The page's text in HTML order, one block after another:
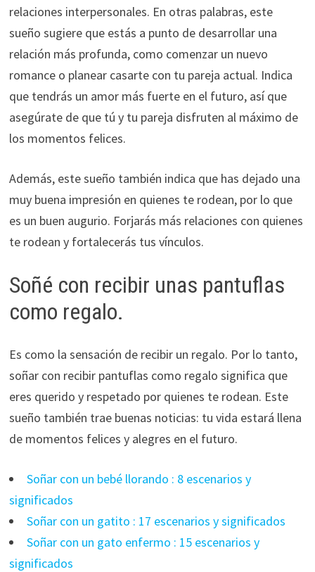
relaciones interpersonales. En otras palabras, este
sueño sugiere que estás a punto de desarrollar una
relación más profunda, como comenzar un nuevo
romance o planear casarte con tu pareja actual. Indica
que tendrás un amor más fuerte en el futuro, así que
asegúrate de que tú y tu pareja disfruten al máximo de
los momentos felices.
Además, este sueño también indica que has dejado una
muy buena impresión en quienes te rodean, por lo que
es un buen augurio. Forjarás más relaciones con quienes
te rodean y fortalecerás tus vínculos.
Soñé con recibir unas pantuflas
como regalo.
Es como la sensación de recibir un regalo. Por lo tanto,
soñar con recibir pantuflas como regalo significa que
eres querido y respetado por quienes te rodean. Este
sueño también trae buenas noticias: tu vida estará llena
de momentos felices y alegres en el futuro.
Soñar con un bebé llorando : 8 escenarios y
significados
Soñar con un gatito : 17 escenarios y significados
Soñar con un gato enfermo : 15 escenarios y
significados